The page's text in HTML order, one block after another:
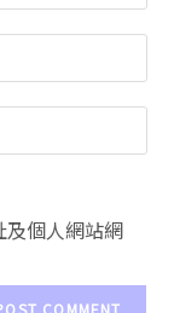
及個人網站網